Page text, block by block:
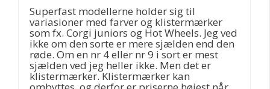
Superfast modellerne holder sig til
variasioner med farver og klistermærker
som fx. Corgi juniors og Hot Wheels. Jeg ved
ikke om den sorte er mere sjælden end den
røde. Om en nr 4 eller nr 9 i sort er mest
sjælden ved jeg heller ikke. Men det er
klistermærker. Klistermærker kan